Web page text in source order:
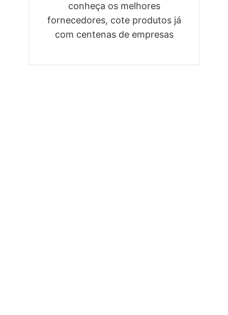
conheça os melhores
fornecedores, cote produtos já
com centenas de empresas